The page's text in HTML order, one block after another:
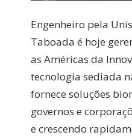
Engenheiro pela
Taboada é hoje
as Américas da
tecnologia sediada
fornece soluções
governos e
e crescendo